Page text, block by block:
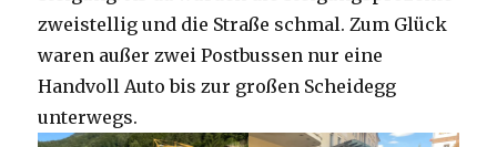
zweistellig und die Straße schmal. Zum Glück
waren außer zwei Postbussen nur eine
Handvoll Auto bis zur großen Scheidegg
unterwegs.